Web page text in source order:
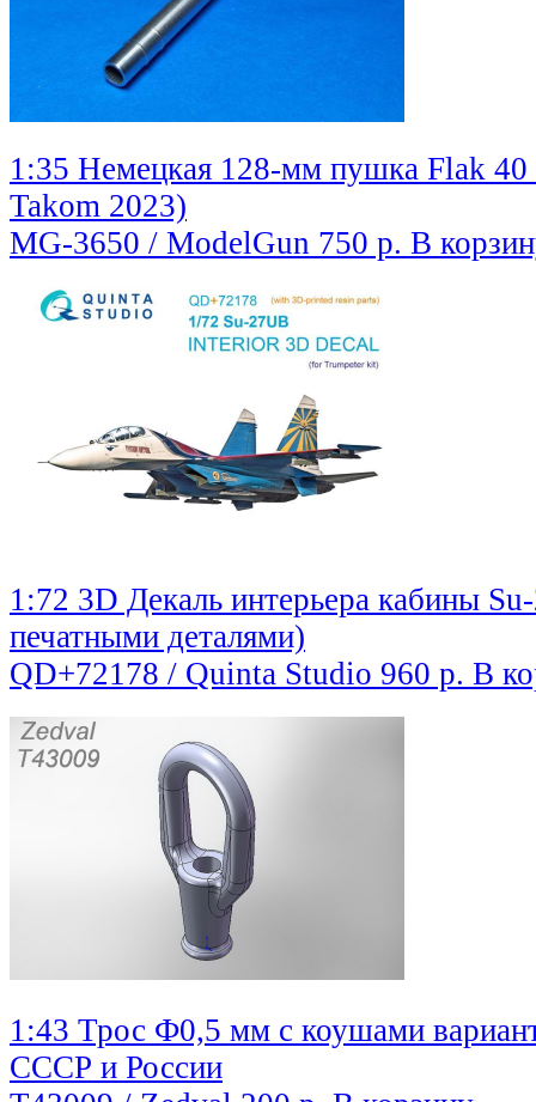
1:35 Немецкая 128-мм пушка Flak
Takom 2023)
MG-3650 / ModelGun 750 р. В
1:72 3D Декаль интерьера кабины
печатными деталями)
QD+72178 / Quinta Studio 960 р. В
1:43 Трос Ф0,5 мм с коушами
СССР и России